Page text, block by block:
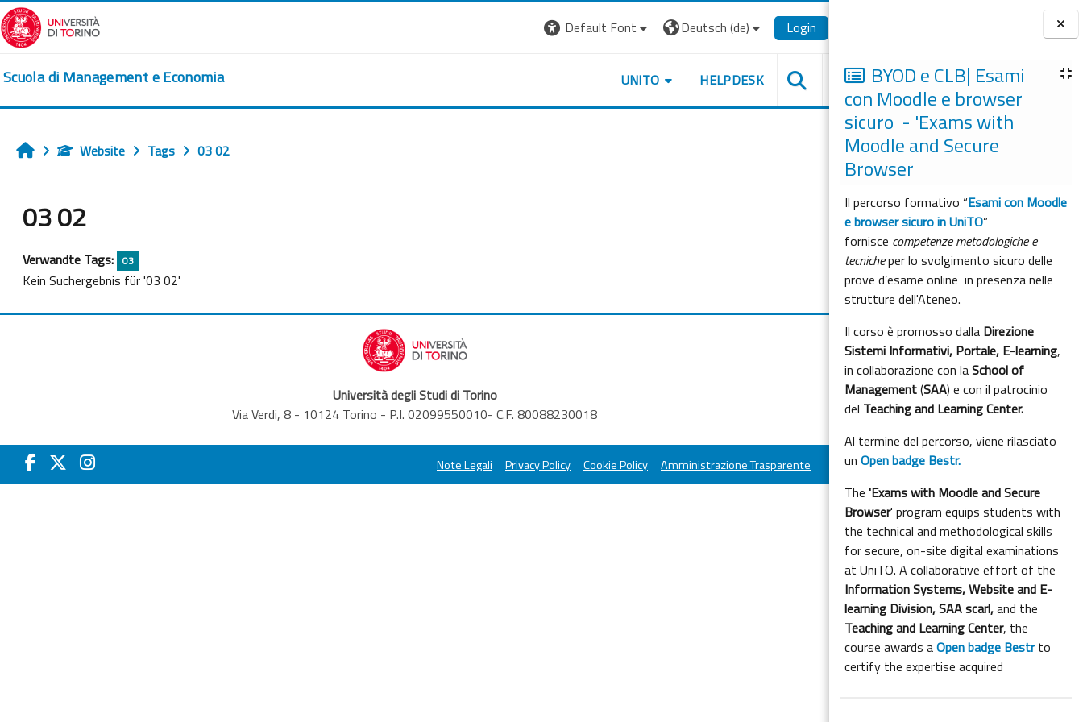
Zum Hauptinhalt
Blöcke
BYOD e CLB| Esami
con Moodle e browser
sicuro - 'Exams with
Moodle and Secure
Browser
Il percorso formativo “Esami con Moodle
e browser sicuro in UniTO”
fornisce competenze metodologiche e
tecnicheper lo svolgimento sicuro delle
prove d’esame online in presenza nelle
strutture dell'Ateneo.
Il corso è promosso dalla Direzione
Sistemi Informativi, Portale, E-learning,
in collaborazione con laSchool of
Management(SAA) e con il patrocinio
del Teaching and Learning Center.
Al termine del percorso, viene rilasciato
unOpen badge Bestr.
The'Exams with Moodle and Secure
Browser' program equips students with
the technical and methodological skills
for secure, on-site digital examinations
at UniTO. A collaborative effort of the
Information Systems, Website and E-
learning Division,SAA scarl,and the
Teaching and Learning Center, the
course awards aOpen badge Bestrto
certify the expertise acquired
Default Font Deutsch ‎(de)‎ Login
Scuola di Management e Economia UNITO HELPDESK
Startseite
Website Tags 03 02
03 02
Verwandte Tags: 03
Kein Suchergebnis für '03 02'
Università degli Studi di Torino
Via Verdi, 8 - 10124 Torino - P.I. 02099550010- C.F. 80088230018
Note Legali Privacy Policy Cookie Policy Amministrazione Trasparente